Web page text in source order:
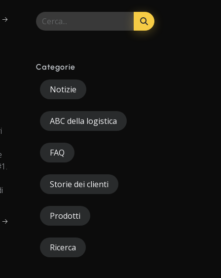
→
→
Categorie
Notizie
ABC della logistica
FAQ
Storie dei clienti
Prodotti
Ricerca